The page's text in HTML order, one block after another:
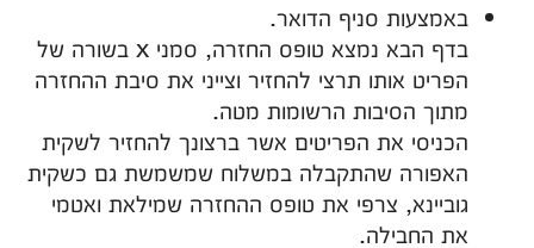
באמצעות סניף הדואר.
בדף הבא נמצא טופס החזרה, סמני x בשורה של
הפריט אותו תרצי להחזיר וצייני את סיבת ההחזרה
מתוך הסיבות הרשומות מטה.
הכניסי את הפריטים אשר ברצונך להחזיר לשקית
האפורה שהתקבלה במשלוח שמשמשת גם כשקית
גוביינא, צרפי את טופס ההחזרה שמילאת ואטמי
את החבילה.